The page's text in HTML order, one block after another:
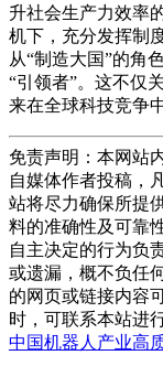
升社会生产力效率
机下，充分发挥制
从“制造大国”的角
“引领者”。这不仅
来在全球科技竞争
免责声明：本网站
自媒体作者投稿，
站将尽力确保所提
料的准确性及可靠
自主决定的行为负
或遗漏，概不负任
的网页或链接内容
时，可联系本站进
中国机器人产业高